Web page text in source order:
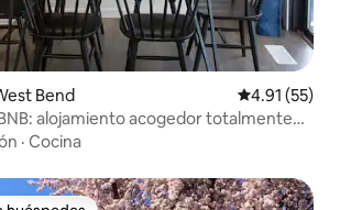
Bend Calificación
4.91 (55)
alojamiento acogedor totalmente
· Cocina